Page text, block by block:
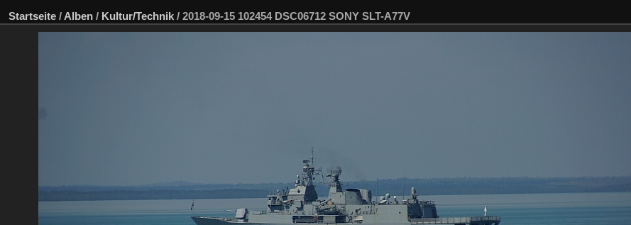
Startseite / Alben / Kultur/Technik / 2018-09-15 102454 DSC06712 SONY SLT-A77V